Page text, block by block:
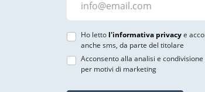
Ho letto l'informativa privacye
anche sms, da parte del titolare
Acconsento alla analisi e
per motivi di marketing